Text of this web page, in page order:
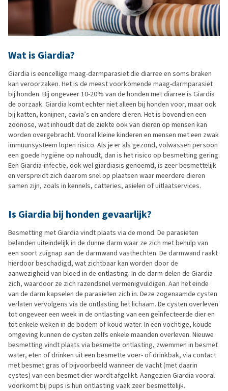
Wat is Giardia?
Giardia is eencellige maag-darmparasiet die diarree en soms braken
kan veroorzaken. Het is de meest voorkomende maag-darmparasiet
bij honden. Bij ongeveer 10-20% van de honden met diarree is Giardia
de oorzaak. Giardia komt echter niet alleen bij honden voor, maar ook
bij katten, konijnen, cavia’s en andere dieren. Het is bovendien een
zoönose, wat inhoudt dat de ziekte ook van dieren op mensen kan
worden overgebracht. Vooral kleine kinderen en mensen met een zwak
immuunsysteem lopen risico. Als je er als gezond, volwassen persoon
een goede hygiëne op nahoudt, dan is het risico op besmetting gering.
Een Giardia-infectie, ook wel giardiasis genoemd, is zeer besmettelijk
en verspreidt zich daarom snel op plaatsen waar meerdere dieren
samen zijn, zoals in kennels, catteries, asielen of uitlaatservices.
Is Giardia bij honden gevaarlijk?
Besmetting met Giardia vindt plaats via de mond. De parasieten
belanden uiteindelijk in de dunne darm waar ze zich met behulp van
een soort zuignap aan de darmwand vasthechten. De darmwand raakt
hierdoor beschadigd, wat zichtbaar kan worden door de
aanwezigheid van bloed in de ontlasting. In de darm delen de Giardia
zich, waardoor ze zich razendsnel vermenigvuldigen. Aan het einde
van de darm kapselen de parasieten zich in. Deze zogenaamde cysten
verlaten vervolgens via de ontlasting het lichaam. De cysten overleven
tot ongeveer een week in de ontlasting van een geïnfecteerde dier en
tot enkele weken in de bodem of koud water. In een vochtige, koude
omgeving kunnen de cysten zelfs enkele maanden overleven. Nieuwe
besmetting vindt plaats via besmette ontlasting, zwemmen in besmet
water, eten of drinken uit een besmette voer- of drinkbak, via contact
met besmet gras of bijvoorbeeld wanneer de vacht (met daarin
cystes) van een besmet dier wordt afgelikt. Aangezien Giardia vooral
voorkomt bij pups is hun ontlasting vaak zeer besmettelijk.